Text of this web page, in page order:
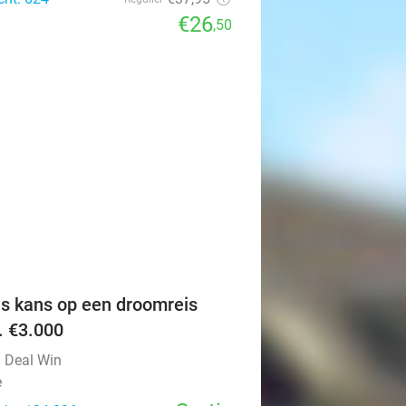
€26,50
kans op een droomreis
€3.000
Win